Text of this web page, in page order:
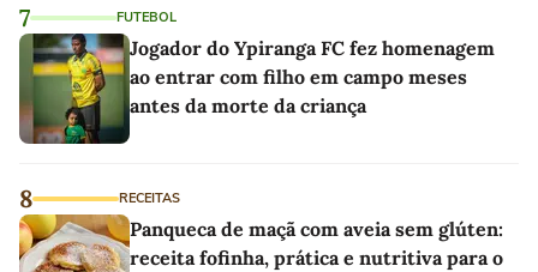
7 FUTEBOL
Jogador do Ypiranga FC fez homenagem
ao entrar com filho em campo meses
antes da morte da criança
8 RECEITAS
Panqueca de maçã com aveia sem glúten:
receita fofinha, prática e nutritiva para o